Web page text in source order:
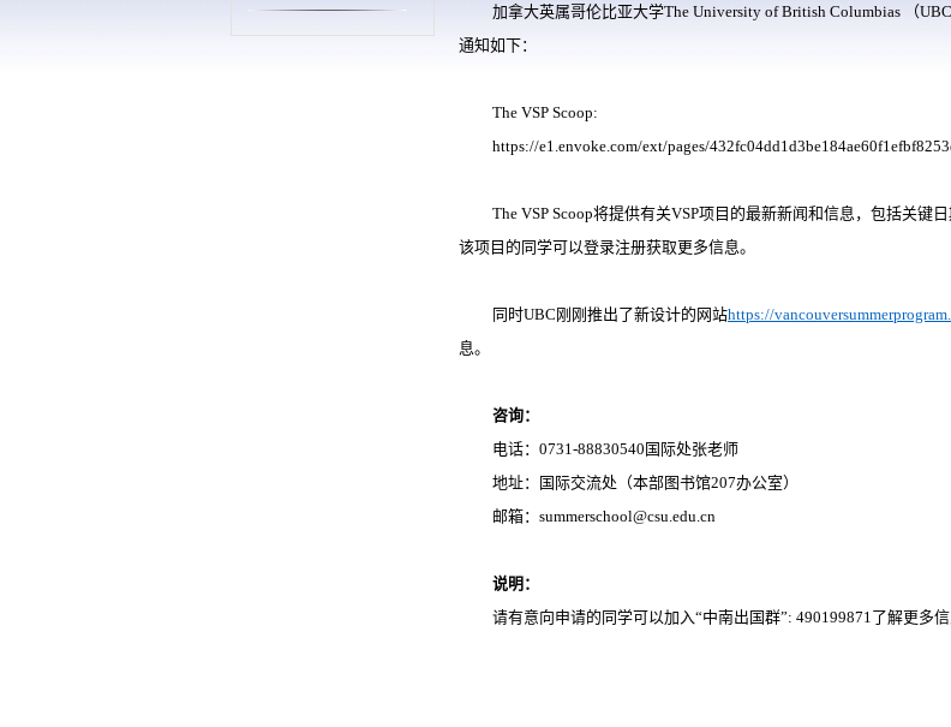
加拿大英属哥伦比亚大学The University of British Columbias （
通知如下：
The VSP Scoop:
https://e1.envoke.com/ext/pages/
The VSP Scoop将提供有关VSP项目的最新新闻和信息，包括关键
该项目的同学可以登录注册获取更多信息。
同时UBC刚刚推出了新设计的网站https://
息。
咨询：
电话： 0731-88830540国际处张老师
地址：国际交流处（本部图书馆207办公室）
邮箱： summerschool@csu.edu.cn
说明：
请有意向申请的同学可以加入“中南出国群”: 490199871了解更多